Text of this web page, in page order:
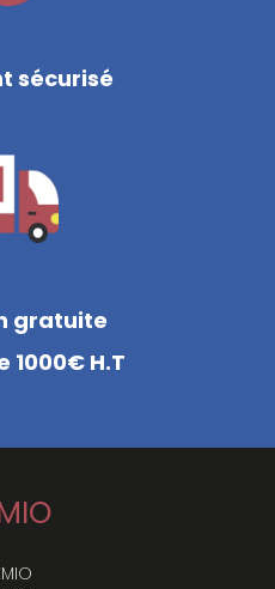
sécurisé
gratuite
1000€ H.T